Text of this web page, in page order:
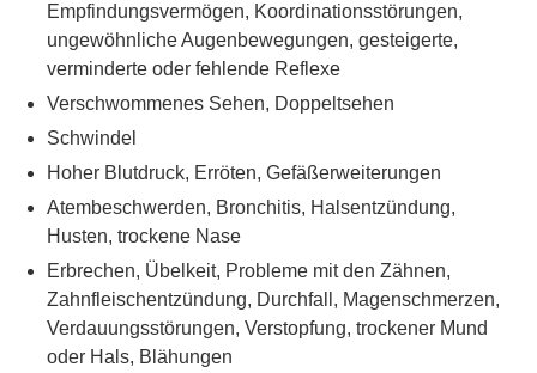
Empfindungsvermögen, Koordinationsstörungen,
ungewöhnliche Augenbewegungen, gesteigerte,
verminderte oder fehlende Reflexe
Verschwommenes Sehen, Doppeltsehen
Schwindel
Hoher Blutdruck, Erröten, Gefäßerweiterungen
Atembeschwerden, Bronchitis, Halsentzündung,
Husten, trockene Nase
Erbrechen, Übelkeit, Probleme mit den Zähnen,
Zahnfleischentzündung, Durchfall, Magenschmerzen,
Verdauungsstörungen, Verstopfung, trockener Mund
oder Hals, Blähungen